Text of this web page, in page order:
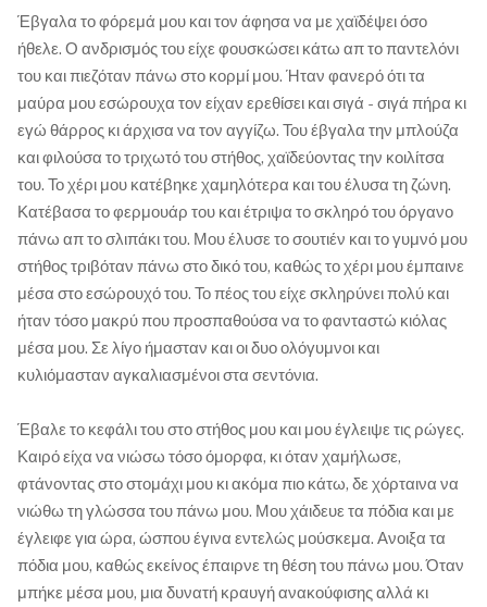
Έβγαλα το φόρεμά μου και τον άφησα να με χαϊδέψει όσο
ήθελε. Ο ανδρισμός του είχε φουσκώσει κάτω απ το παντελόνι
του και πιεζόταν πάνω στο κορμί μου. Ήταν φανερό ότι τα
μαύρα μου εσώρουχα τον είχαν ερεθίσει και σιγά - σιγά πήρα κι
εγώ θάρρος κι άρχισα να τον αγγίζω. Του έβγαλα την μπλούζα
και φιλούσα το τριχωτό του στήθος, χαϊδεύοντας την κοιλίτσα
του. Το χέρι μου κατέβηκε χαμηλότερα και του έλυσα τη ζώνη.
Κατέβασα το φερμουάρ του και έτριψα το σκληρό του όργανο
πάνω απ το σλιπάκι του. Μου έλυσε το σουτιέν και το γυμνό μου
στήθος τριβόταν πάνω στο δικό του, καθώς το χέρι μου έμπαινε
μέσα στο εσώρουχό του. Το πέος του είχε σκληρύνει πολύ και
ήταν τόσο μακρύ που προσπαθούσα να το φανταστώ κιόλας
μέσα μου. Σε λίγο ήμασταν και οι δυο ολόγυμνοι και
κυλιόμασταν αγκαλιασμένοι στα σεντόνια.
Έβαλε το κεφάλι του στο στήθος μου και μου έγλειψε τις ρώγες.
Καιρό είχα να νιώσω τόσο όμορφα, κι όταν χαμήλωσε,
φτάνοντας στο στομάχι μου κι ακόμα πιο κάτω, δε χόρταινα να
νιώθω τη γλώσσα του πάνω μου. Μου χάιδευε τα πόδια και με
έγλειφε για ώρα, ώσπου έγινα εντελώς μούσκεμα. Ανοιξα τα
πόδια μου, καθώς εκείνος έπαιρνε τη θέση του πάνω μου. Όταν
μπήκε μέσα μου, μια δυνατή κραυγή ανακούφισης αλλά κι